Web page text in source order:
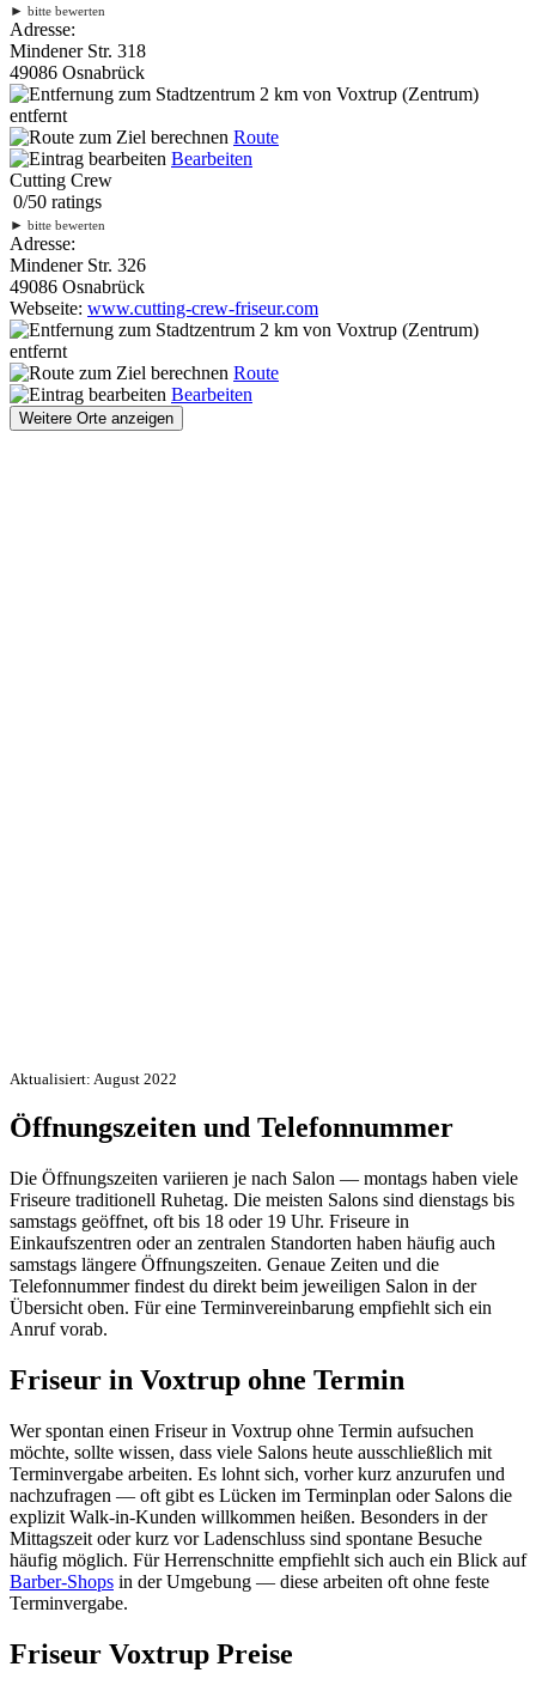
► bitte bewerten
Adresse:
Mindener Str. 318
49086 Osnabrück
2 km von Voxtrup (Zentrum)
entfernt
Route
Bearbeiten
Cutting Crew
0/50 ratings
► bitte bewerten
Adresse:
Mindener Str. 326
49086 Osnabrück
Webseite: www.cutting-crew-friseur.com
2 km von Voxtrup (Zentrum)
entfernt
Route
Bearbeiten
Weitere Orte anzeigen
Aktualisiert: August 2022
Öffnungszeiten und Telefonnummer
Die Öffnungszeiten variieren je nach Salon — montags haben viele
Friseure traditionell Ruhetag. Die meisten Salons sind dienstags bis
samstags geöffnet, oft bis 18 oder 19 Uhr. Friseure in
Einkaufszentren oder an zentralen Standorten haben häufig auch
samstags längere Öffnungszeiten. Genaue Zeiten und die
Telefonnummer findest du direkt beim jeweiligen Salon in der
Übersicht oben. Für eine Terminvereinbarung empfiehlt sich ein
Anruf vorab.
Friseur in Voxtrup ohne Termin
Wer spontan einen Friseur in Voxtrup ohne Termin aufsuchen
möchte, sollte wissen, dass viele Salons heute ausschließlich mit
Terminvergabe arbeiten. Es lohnt sich, vorher kurz anzurufen und
nachzufragen — oft gibt es Lücken im Terminplan oder Salons die
explizit Walk-in-Kunden willkommen heißen. Besonders in der
Mittagszeit oder kurz vor Ladenschluss sind spontane Besuche
häufig möglich. Für Herrenschnitte empfiehlt sich auch ein Blick auf
Barber-Shops in der Umgebung — diese arbeiten oft ohne feste
Terminvergabe.
Friseur Voxtrup Preise